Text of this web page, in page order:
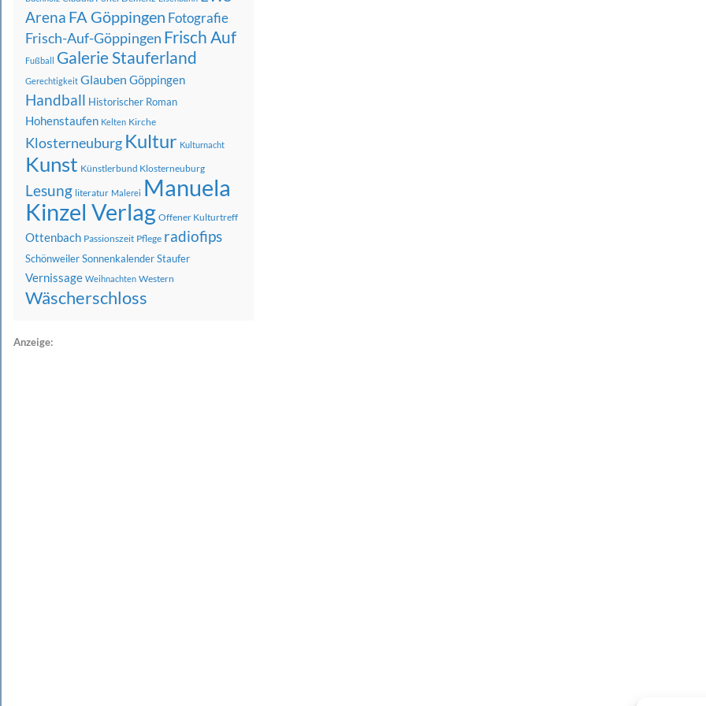
Arena FA Göppingen Fotografie
Frisch-Auf-Göppingen Frisch Auf
Fußball Galerie Stauferland
Gerechtigkeit Glauben Göppingen
Handball Historischer Roman
Hohenstaufen Kelten Kirche
Klosterneuburg Kultur Kulturnacht
Kunst Künstlerbund Klosterneuburg
Lesung literatur Malerei Manuela
Kinzel Verlag Offener Kulturtreff
Ottenbach Passionszeit Pflege radiofips
SchönweilerSonnenkalenderStaufer
Vernissage Weihnachten Western
Wäscherschloss
Anzeige: